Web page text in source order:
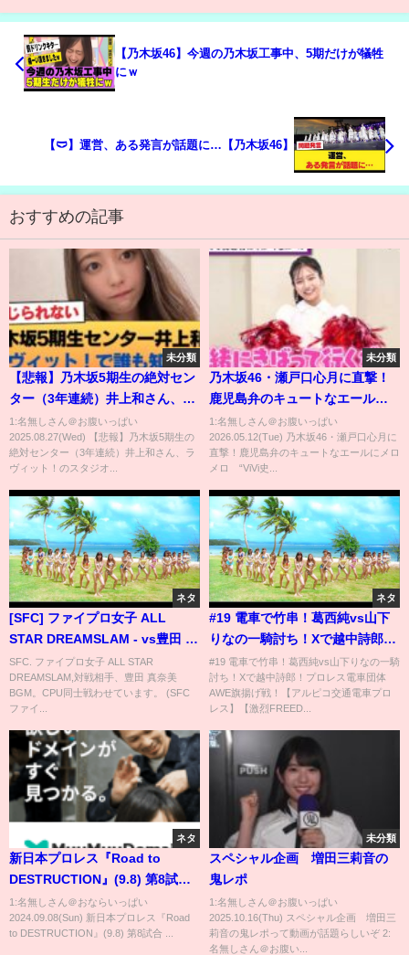
【乃木坂46】今週の乃木坂工事中、5期だけが犠牲
にｗ
【🩲】運営、ある発言が話題に…【乃木坂46】
おすすめの記事
未分類
【悲報】乃木坂5期生の絶対セン
ター（3年連続）井上和さん、ラ
ヴィット！のスタジオで誰も知
らない #乃木坂46 #乃木坂46の
スター
1:名無しさん＠お腹いっぱい
2025.08.27(Wed) 【悲報】乃木坂5期生の
絶対センター（3年連続）井上和さん、ラ
ヴィット！のスタジオ...
未分類
乃木坂46・瀬戸口心月に直撃！
鹿児島弁のキュートなエールに
メロメロ “ViVi史上初”ビューテ
ィーアンバサダーへの思い語る
『ViViビューティーアンバサダ
1:名無しさん＠お腹いっぱい
2026.05.12(Tue) 乃木坂46・瀬戸口心月に
直撃！鹿児島弁のキュートなエールにメロ
メロ “ViVi史...
ネタ
[SFC] ファイプロ女子 ALL
STAR DREAMSLAM - vs豊田 真
奈美 BGM
SFC. ファイプロ女子 ALL STAR
DREAMSLAM,対戦相手、豊田 真奈美
BGM。CPU同士戦わせています。 (SFC
ファイ...
ネタ
#19 電車で竹串！葛西純vs山下
りなの一騎討ち！Xで越中詩郎！
プロレス電車団体AWE旗揚げ
戦！【アルピコ交通電車プロレ
ス】【激烈FREEDOMS】【玉川
せない！】
#19 電車で竹串！葛西純vs山下りなの一騎
討ち！Xで越中詩郎！プロレス電車団体
AWE旗揚げ戦！【アルピコ交通電車プロ
レス】【激烈FREED...
ネタ
新日本プロレス『Road to
DESTRUCTION』(9.8) 第8試合
NJPW WORLD認定TV選手権試
合 #shorts
1:名無しさん＠おならいっぱい
2024.09.08(Sun) 新日本プロレス『Road
to DESTRUCTION』(9.8) 第8試合 ...
未分類
スペシャル企画 増田三莉音の
鬼レポ
1:名無しさん＠お腹いっぱい
2025.10.16(Thu) スペシャル企画 増田三
莉音の鬼レポって動画が話題らしいぞ 2:
名無しさん＠お腹い...